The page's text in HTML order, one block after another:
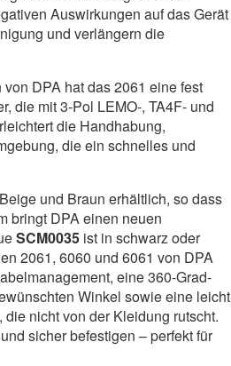
Auswirkungen auf das Gerät
und verlängern die
DPA hat das 2061 eine fest
die mit 3-Pol LEMO-, TA4F- und
die Handhabung,
die ein schnelles und
und Braun erhältlich, so dass
bringt DPA einen neuen
SCM0035ist in schwarz oder
2061, 6060 und 6061 von DPA
eine 360-Grad-
Winkel sowie eine leicht
nicht von der Kleidung rutscht.
sicher befestigen – perfekt für